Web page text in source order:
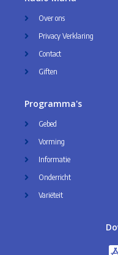
Over ons
Privacy Verklaring
Contact
Giften
Programma's
Gebed
Vorming
Informatie
Onderricht
Variëteit